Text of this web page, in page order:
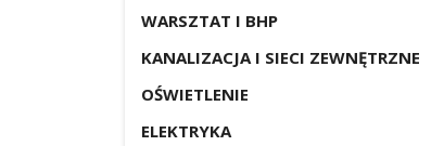
WARSZTAT I BHP
KANALIZACJA I SIECI ZEWNĘTRZNE
OŚWIETLENIE
ELEKTRYKA